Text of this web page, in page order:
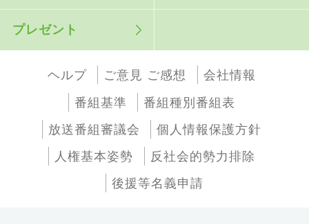
プレゼント
ヘルプ ご意見 ご感想
会社情報
番組基準
番組種別番組表
放送番組審議会
個人情報保護方針
人権基本姿勢
反社会的勢力排除
後援等名義申請